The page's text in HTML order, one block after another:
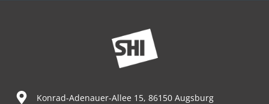
Konrad-Adenauer-Allee 15, 86150 Augsburg